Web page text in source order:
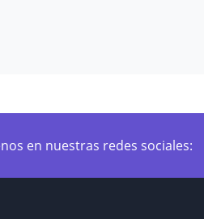
en nuestras redes sociales: